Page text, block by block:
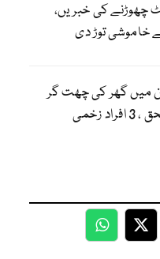
چھوڑنے کی خبریں،
خاموشی توڑ دی
میں گھر کی چھت گر